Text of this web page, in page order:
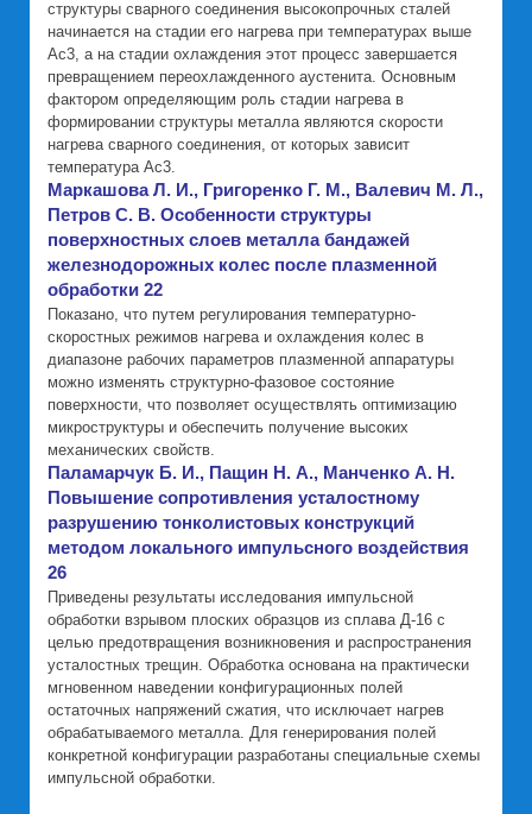
структуры сварного соединения высокопрочных сталей
начинается на стадии его нагрева при температурах выше
Ас3, а на стадии охлаждения этот процесс завершается
превращением переохлажденного аустенита. Основным
фактором определяющим роль стадии нагрева в
формировании структуры металла являются скорости
нагрева сварного соединения, от которых зависит
температура Ас3.
Маркашова Л. И., Григоренко Г. М., Валевич М. Л.,
Петров С. В. Особенности структуры
поверхностных слоев металла бандажей
железнодорожных колес после плазменной
обработки 22
Показано, что путем регулирования температурно-
скоростных режимов нагрева и охлаждения колес в
диапазоне рабочих параметров плазменной аппаратуры
можно изменять структурно-фазовое состояние
поверхности, что позволяет осуществлять оптимизацию
микроструктуры и обеспечить получение высоких
механических свойств.
Паламарчук Б. И., Пащин Н. А., Манченко А. Н.
Повышение сопротивления усталостному
разрушению тонколистовых конструкций
методом локального импульсного воздействия
26
Приведены результаты исследования импульсной
обработки взрывом плоских образцов из сплава Д-16 с
целью предотвращения возникновения и распространения
усталостных трещин. Обработка основана на практически
мгновенном наведении конфигурационных полей
остаточных напряжений сжатия, что исключает нагрев
обрабатываемого металла. Для генерирования полей
конкретной конфигурации разработаны специальные схемы
импульсной обработки.